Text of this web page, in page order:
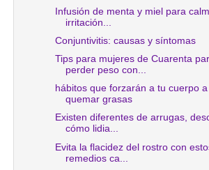
Infusión de menta y miel para
irritación...
Conjuntivitis: causas y síntomas
Tips para mujeres de Cuarenta
perder peso con...
hábitos que forzarán a tu cuerpo a
quemar grasas
Existen diferentes de arrugas,
cómo lidia...
Evita la flacidez del rostro con
remedios ca...